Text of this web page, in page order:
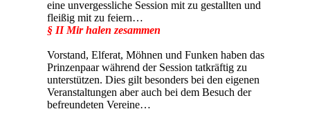
eine unvergessliche Session mit zu gestallten und
fleißig mit zu feiern…
§ II Mir halen zesammen
Vorstand, Elferat, Möhnen und Funken haben das
Prinzenpaar während der Session tatkräftig zu
unterstützen. Dies gilt besonders bei den eigenen
Veranstaltungen aber auch bei dem Besuch der
befreundeten Vereine…